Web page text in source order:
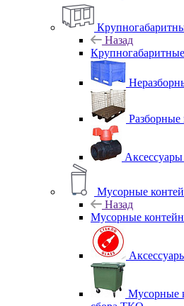
Назад
Разборные
Мусорные
Назад
Мусорные
Мусорные